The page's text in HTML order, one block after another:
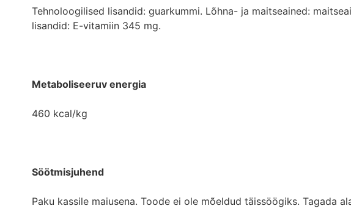
Tehnoloogilised lisandid: guarkummi. Lõhna- ja maitseained:
lisandid: E-vitamiin 345 mg.
Metaboliseeruv energia
460 kcal/kg
Söötmisjuhend
Paku kassile maiusena. Toode ei ole mõeldud täissöögiks. Tagada